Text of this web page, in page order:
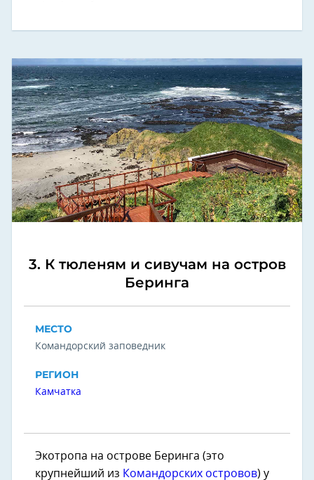
3. К тюленям и сивучам на остров
Беринга
МЕСТО
Командорский заповедник
РЕГИОН
Камчатка
Экотропа на острове Беринга (это
крупнейший из Командорских островов) у